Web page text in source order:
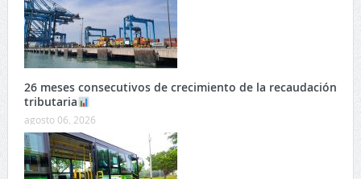
26 meses consecutivos de crecimiento de la recaudación
tributaria
agosto 06, 2026